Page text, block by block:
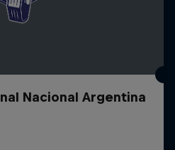
Nacional Argentina